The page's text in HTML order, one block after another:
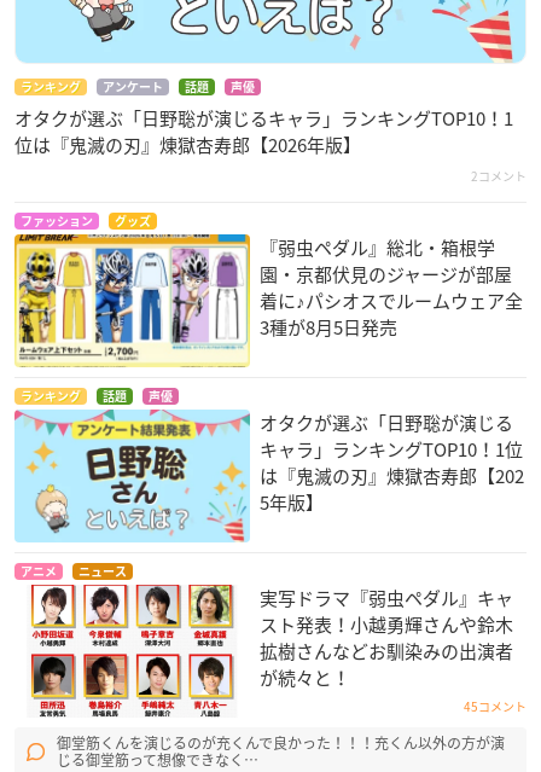
ランキング アンケート 話題 声優
オタクが選ぶ「日野聡が演じるキャラ」ランキングTOP10！1
位は『鬼滅の刃』煉󠄁獄杏寿郎【2026年版】
2コメント
ファッション グッズ
『弱虫ペダル』総北・箱根学
園・京都伏見のジャージが部屋
着に♪パシオスでルームウェア全
3種が8月5日発売
ランキング 話題 声優
オタクが選ぶ「日野聡が演じる
キャラ」ランキングTOP10！1位
は『鬼滅の刃』煉󠄁獄杏寿郎【202
5年版】
アニメ ニュース
実写ドラマ『弱虫ペダル』キャ
スト発表！小越勇輝さんや鈴木
拡樹さんなどお馴染みの出演者
が続々と！
45コメント
御堂筋くんを演じるのが充くんで良かった！！！充くん以外の方が演
じる御堂筋って想像できなく…